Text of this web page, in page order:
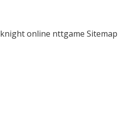
knight online nttgame Sitemap